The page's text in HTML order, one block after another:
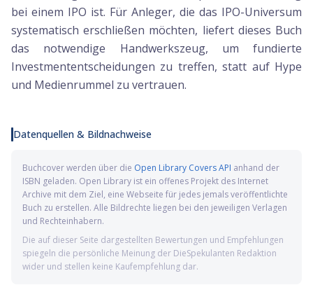
bei einem IPO ist. Für Anleger, die das IPO-Universum
systematisch erschließen möchten, liefert dieses Buch
das notwendige Handwerkszeug, um fundierte
Investmententscheidungen zu treffen, statt auf Hype
und Medienrummel zu vertrauen.
Datenquellen & Bildnachweise
Buchcover werden über die Open Library Covers API anhand der
ISBN geladen. Open Library ist ein offenes Projekt des Internet
Archive mit dem Ziel, eine Webseite für jedes jemals veröffentlichte
Buch zu erstellen. Alle Bildrechte liegen bei den jeweiligen Verlagen
und Rechteinhabern.
Die auf dieser Seite dargestellten Bewertungen und Empfehlungen
spiegeln die persönliche Meinung der DieSpekulanten Redaktion
wider und stellen keine Kaufempfehlung dar.